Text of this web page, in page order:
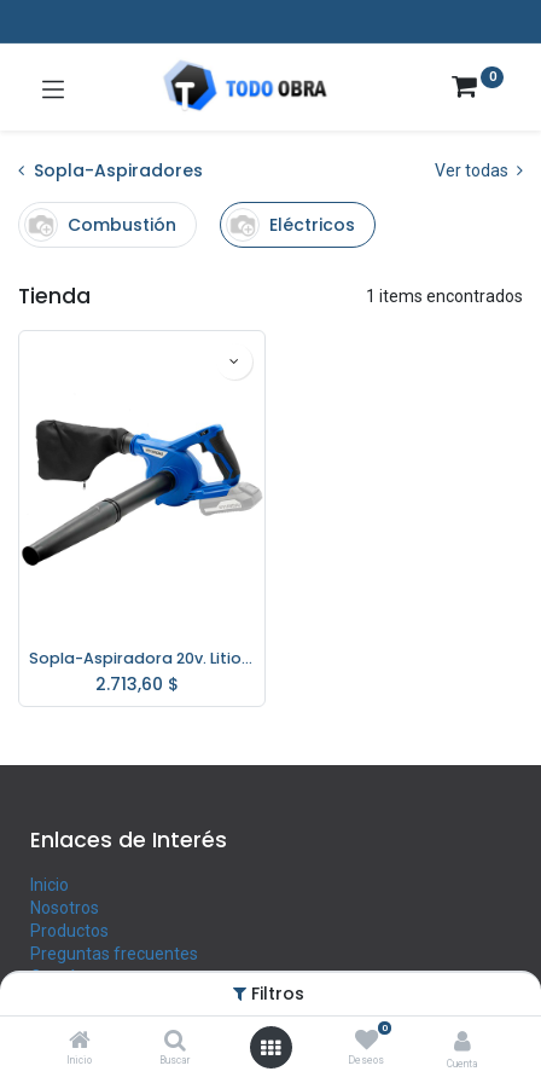
Filtros
Inicio Buscar
0
Deseos Cuenta
0
Sopla-Aspiradores Ver todas
Combustión Eléctricos
Tienda 1 items encontrados
Sopla-Aspiradora 20v. Litio Hyundai SIN Bat. ni Cargador
2.713,60 $
Enlaces de Interés
Inicio
Nosotros
Productos
Preguntas frecuentes
Contáctenos
Horario